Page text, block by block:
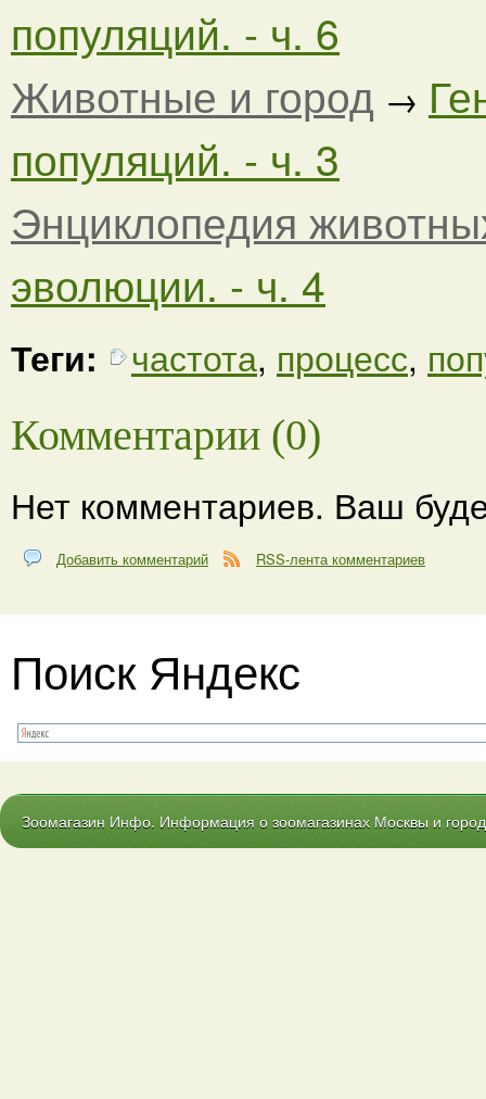
популяций. - ч. 6
Животные и город →
популяций. - ч. 3
Энциклопедия
эволюции. - ч. 4
Теги: частота, процесс,
Комментарии (0)
Нет комментариев. Ваш
Добавить комментарий RSS-лента комментариев
Поиск Яндекс
Зоомагазин Инфо. Информация о зоомагазинах Москвы и